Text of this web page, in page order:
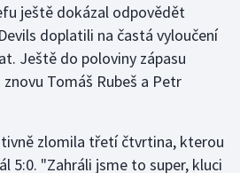
ještě dokázal odpovědět
doplatili na častá vyloučení
Ještě do poloviny zápasu
Tomáš Rubeš a Petr
zlomila třetí čtvrtina, kterou
5:0. "Zahráli jsme to super, kluci